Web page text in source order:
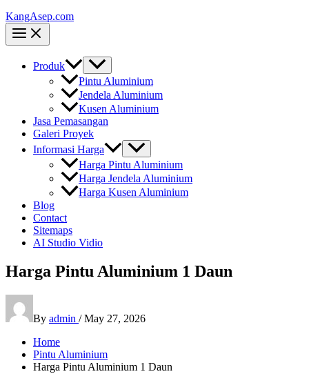
KangAsep.com
Produk
Pintu Aluminium
Jendela Aluminium
Kusen Aluminium
Jasa Pemasangan
Galeri Proyek
Informasi Harga
Harga Pintu Aluminium
Harga Jendela Aluminium
Harga Kusen Aluminium
Blog
Contact
Sitemaps
AI Studio Vidio
Harga Pintu Aluminium 1 Daun
By admin /May 27, 2026
Home
Pintu Aluminium
Harga Pintu Aluminium 1 Daun